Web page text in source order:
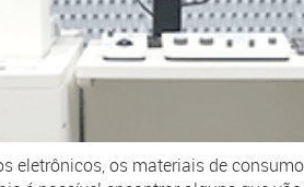
eletrônicos, os materiais de